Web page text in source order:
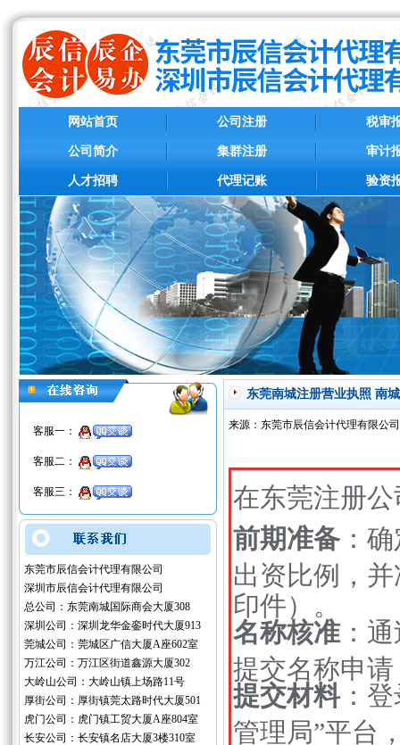
网站首页
公司简介
人才招聘
公司注册
集群注册
代理记账
税审
审计
验资
客服一：
客服二：
客服三：
东莞市辰信会计代理有限公司
深圳市辰信会计代理有限公司
总公司：东莞南城国际商会大厦308
深圳公司：深圳龙华金銮时代大厦913
莞城公司：莞城区广信大厦A座602室
万江公司：万江区街道鑫源大厦302
大岭山公司：大岭山镇上场路11号
厚街公司：厚街镇莞太路时代大厦501
虎门公司：虎门镇工贸大厦A座804室
长安公司：长安镇名店大厦3楼310室
东莞南城注册营业执照 南
来源：东莞市辰信会计代理有限
在东莞注册
前期准备：确
出资比例，
印件）。
名称核准：通
提交名称申
提交材料：登
管理局”平台